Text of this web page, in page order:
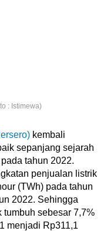
: Istimewa)
kembali
sepanjang sejarah
tahun 2022.
penjualan listrik
(TWh) pada tahun
2022. Sehingga
sebesar 7,7%
menjadi Rp311,1